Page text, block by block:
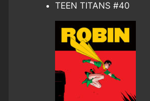
TEEN TITANS #40